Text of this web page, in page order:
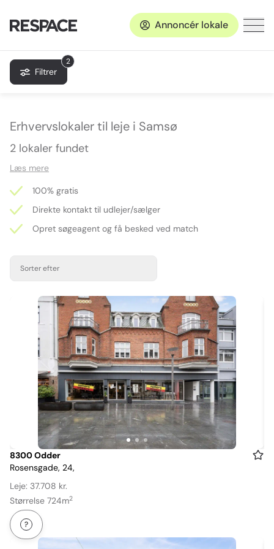
Annoncér lokale
2
Filtrer
Erhvervslokaler til leje i Samsø
2 lokaler fundet
Læs mere
100% gratis
Direkte kontakt til udlejer/sælger
Opret søgeagent og få besked ved match
Sorter efter
Item
1
of
3
8300 Odder
Rosensgade, 24,
Leje: 37.708 kr.
Størrelse 724m2